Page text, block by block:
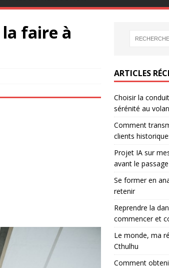
faire à
ARTICLES
Choisir la
sérénité au
Comment
clients
Projet IA sur
avant le
Se former en
retenir
Reprendre la
commencer et
Le monde, ma
Cthulhu
Comment